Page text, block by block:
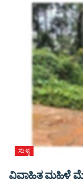
ಸುಳ್ಯ
ವಿವಾಹಿತ ಮಹಿಳೆ